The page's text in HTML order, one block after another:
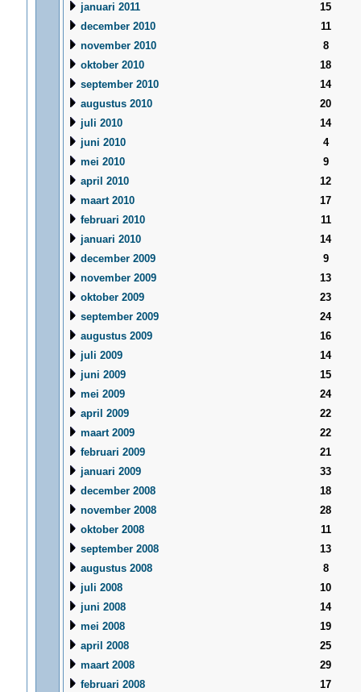
januari 2011
15
december 2010
11
november 2010
8
oktober 2010
18
september 2010
14
augustus 2010
20
juli 2010
14
juni 2010
4
mei 2010
9
april 2010
12
maart 2010
17
februari 2010
11
januari 2010
14
december 2009
9
november 2009
13
oktober 2009
23
september 2009
24
augustus 2009
16
juli 2009
14
juni 2009
15
mei 2009
24
april 2009
22
maart 2009
22
februari 2009
21
januari 2009
33
december 2008
18
november 2008
28
oktober 2008
11
september 2008
13
augustus 2008
8
juli 2008
10
juni 2008
14
mei 2008
19
april 2008
25
maart 2008
29
februari 2008
17